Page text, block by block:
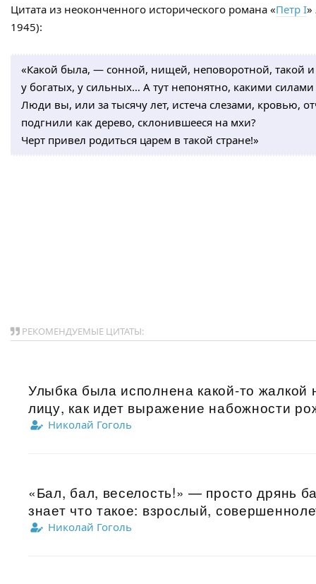
Цитата из неоконченного исторического романа «Петр I»
1945):
«Какой была, — сонной, нищей, неповоротной, такой и
у богатых, у сильных… А тут непонятно, какими
Люди вы, или за тысячу лет, истеча слезами, кровью,
подгнили как дерево, склонившееся на мхи?
Черт привел родиться царем в такой стране!»
РЕКОМЕНДУЕМЫЕ ЦИТАТЫ:
Улыбка была исполнена какой-то
лицу, как идет выражение набожности
Николай Гоголь
«Бал, бал, веселость!» — просто дрянь
знает что такое: взрослый,
Николай Гоголь